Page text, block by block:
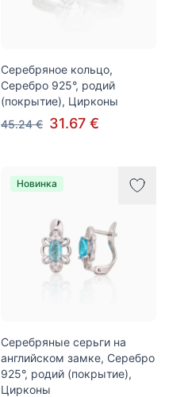
Серебряное кольцо,
Серебро 925°, родий
(покрытие), Цирконы
45.24 € 31.67 €
Новинка
Серебряные серьги на
английском замке, Серебро
925°, родий (покрытие),
Цирконы